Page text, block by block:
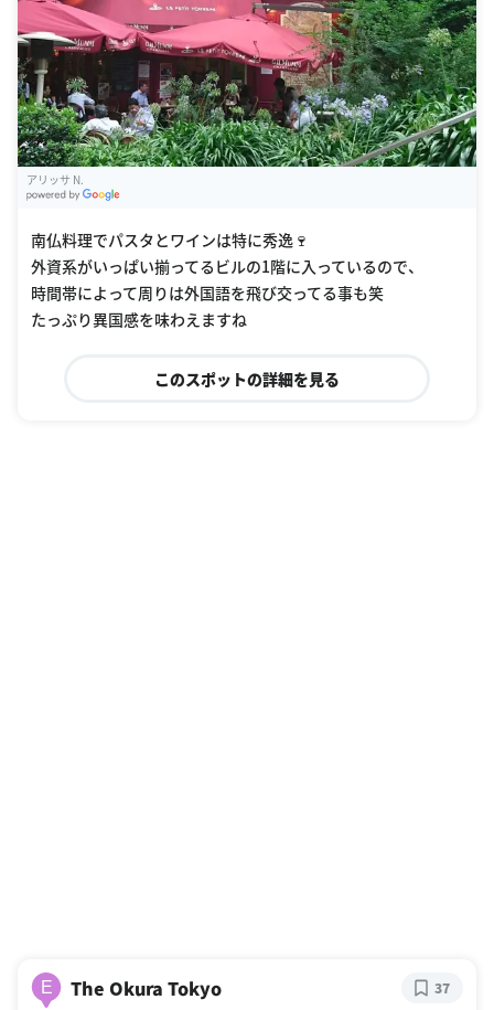
アリッサ N.
南仏料理でパスタとワインは特に秀逸🍷
外資系がいっぱい揃ってるビルの1階に入っているので、
時間帯によって周りは外国語を飛び交ってる事も笑
たっぷり異国感を味わえますね
このスポットの詳細を見る
E The Okura Tokyo 37